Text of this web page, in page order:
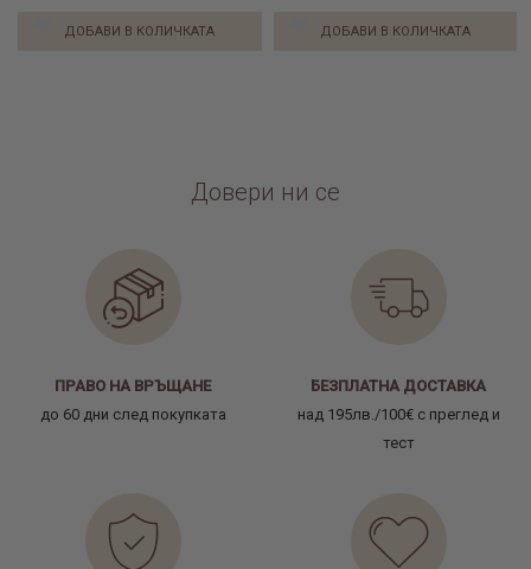
ДОБАВИ В КОЛИЧКАТА ДОБАВИ В КОЛИЧКАТА
Довери ни се
ПРАВО НА ВРЪЩАНЕ
до 60 дни след покупката
БЕЗПЛАТНА ДОСТАВКА
над 195лв./100€ с преглед и
тест